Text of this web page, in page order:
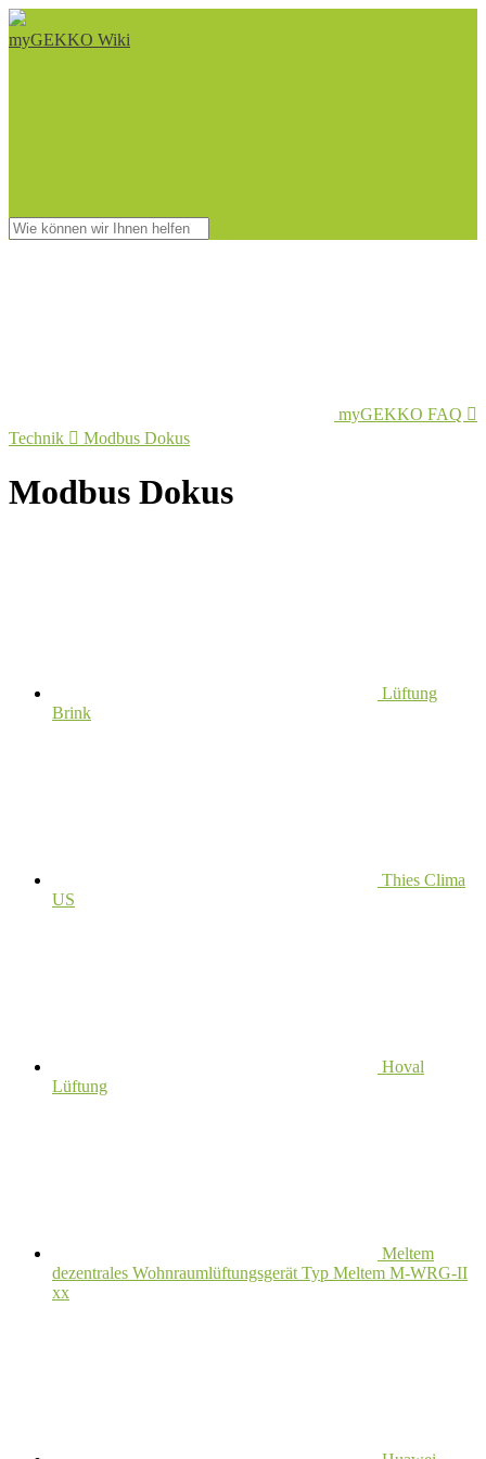
myGEKKO Wiki
myGEKKO FAQ 
Technik  Modbus Dokus
Modbus Dokus
Lüftung
Brink
Thies Clima
US
Hoval
Lüftung
Meltem
dezentrales Wohnraumlüftungsgerät Typ Meltem M-WRG-II
xx